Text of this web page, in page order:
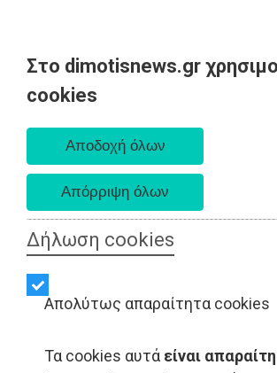
Στο dimotisnews.gr
cookies
Δήλωση cookies
Απολύτως απαραίτητα cookies
Τα cookies αυτά είναι